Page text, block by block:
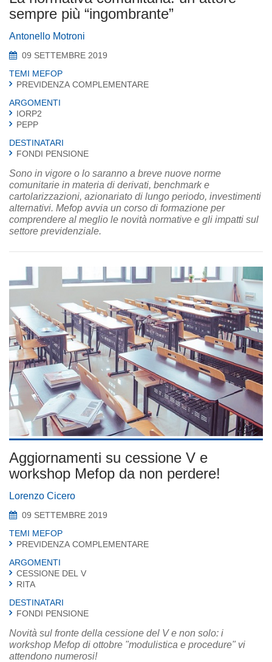
sempre più “ingombrante”
Antonello Motroni
09 SETTEMBRE 2019
TEMI MEFOP
PREVIDENZA COMPLEMENTARE
ARGOMENTI
IORP2
PEPP
DESTINATARI
FONDI PENSIONE
Sono in vigore o lo saranno a breve nuove norme
comunitarie in materia di derivati, benchmark e
cartolarizzazioni, azionariato di lungo periodo, investimenti
alternativi. Mefop avvia un corso di formazione per
comprendere al meglio le novità normative e gli impatti sul
settore previdenziale.
Aggiornamenti su cessione V e
workshop Mefop da non perdere!
Lorenzo Cicero
09 SETTEMBRE 2019
TEMI MEFOP
PREVIDENZA COMPLEMENTARE
ARGOMENTI
CESSIONE DEL V
RITA
DESTINATARI
FONDI PENSIONE
Novità sul fronte della cessione del V e non solo: i
workshop Mefop di ottobre "modulistica e procedure" vi
attendono numerosi!